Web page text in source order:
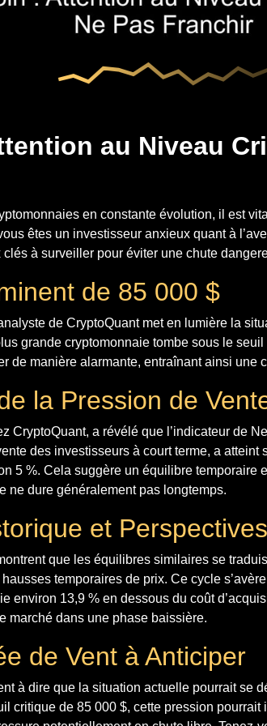
au Niveau
en constante évolution, il est
êtes un investisseur anxieux quant à
à surveiller pour éviter une chute
de 85 000 $
de CryptoQuant met en lumière la
grande cryptomonnaie tombe sous le
de manière alarmante, entraînant ainsi une
la Pression de
CryptoQuant, a révélé que l’indicateur de
des investisseurs à court terme, a
5 %. Cela suggère un équilibre temporaire
ne dure généralement pas longtemps.
et Perspectives
que les équilibres similaires se
temporaires de prix. Ce cycle
environ 13,9 % en dessous du coût
marché dans une phase baissière.
de Vent à Anticiper
à dire que la situation actuelle pourrait se
critique de 85 000 $, cette pression